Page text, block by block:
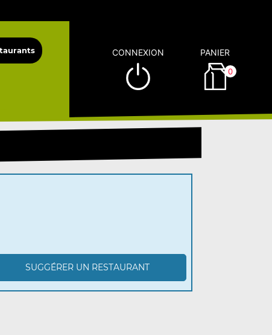
CONNEXION PANIER
0
SUGGÉRER UN RESTAURANT